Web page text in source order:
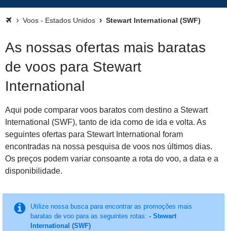
Voos - Estados Unidos Stewart International (SWF)
As nossas ofertas mais baratas
de voos para Stewart
International
Aqui pode comparar voos baratos com destino a Stewart
International (SWF), tanto de ida como de ida e volta. As
seguintes ofertas para Stewart International foram
encontradas na nossa pesquisa de voos nos últimos dias.
Os preços podem variar consoante a rota do voo, a data e a
disponibilidade.
Utilize nossa busca para encontrar as promoções mais
baratas de voo para as seguintes rotas: - Stewart
International (SWF)